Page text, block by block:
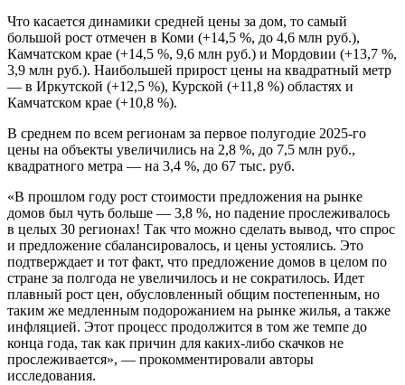
Что касается динамики средней цены за дом, то самый
большой рост отмечен в Коми (+14,5 %, до 4,6 млн руб.),
Камчатском крае (+14,5 %, 9,6 млн руб.) и Мордовии (+13,7 %,
3,9 млн руб.). Наибольшей прирост цены на квадратный метр
— в Иркутской (+12,5 %), Курской (+11,8 %) областях и
Камчатском крае (+10,8 %).
В среднем по всем регионам за первое полугодие 2025-го
цены на объекты увеличились на 2,8 %, до 7,5 млн руб.,
квадратного метра — на 3,4 %, до 67 тыс. руб.
«В прошлом году рост стоимости предложения на рынке
домов был чуть больше — 3,8 %, но падение прослеживалось
в целых 30 регионах! Так что можно сделать вывод, что спрос
и предложение сбалансировалось, и цены устоялись. Это
подтверждает и тот факт, что предложение домов в целом по
стране за полгода не увеличилось и не сократилось. Идет
плавный рост цен, обусловленный общим постепенным, но
таким же медленным подорожанием на рынке жилья, а также
инфляцией. Этот процесс продолжится в том же темпе до
конца года, так как причин для каких-либо скачков не
прослеживается», — прокомментировали авторы
исследования.